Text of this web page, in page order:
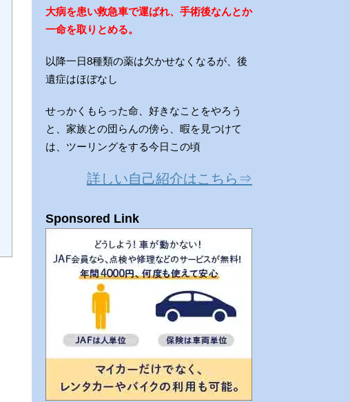
大病を患い救急車で運ばれ、手術後なんとか
一命を取りとめる。
以降一日8種類の薬は欠かせなくなるが、後
遺症はほぼなし
せっかくもらった命、好きなことをやろう
と、家族との団らんの傍ら、暇を見つけて
は、ツーリングをする今日この頃
詳しい自己紹介はこちら⇒
Sponsored Link